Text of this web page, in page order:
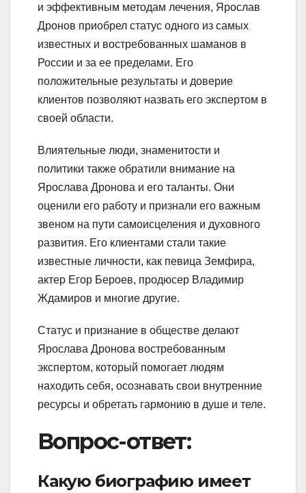
и эффективным методам лечения, Ярослав
Дронов приобрел статус одного из самых
известных и востребованных шаманов в
России и за ее пределами. Его
положительные результаты и доверие
клиентов позволяют назвать его экспертом в
своей области.
Влиятельные люди, знаменитости и
политики также обратили внимание на
Ярослава Дронова и его таланты. Они
оценили его работу и признали его важным
звеном на пути самоисцеления и духовного
развития. Его клиентами стали такие
известные личности, как певица Земфира,
актер Егор Бероев, продюсер Владимир
Ждамиров и многие другие.
Статус и признание в обществе делают
Ярослава Дронова востребованным
экспертом, который помогает людям
находить себя, осознавать свои внутренние
ресурсы и обретать гармонию в душе и теле.
Вопрос-ответ:
Какую биографию имеет